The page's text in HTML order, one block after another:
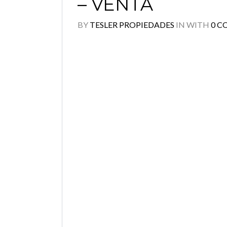
BY TESLER PROPIEDADES IN WITH 0